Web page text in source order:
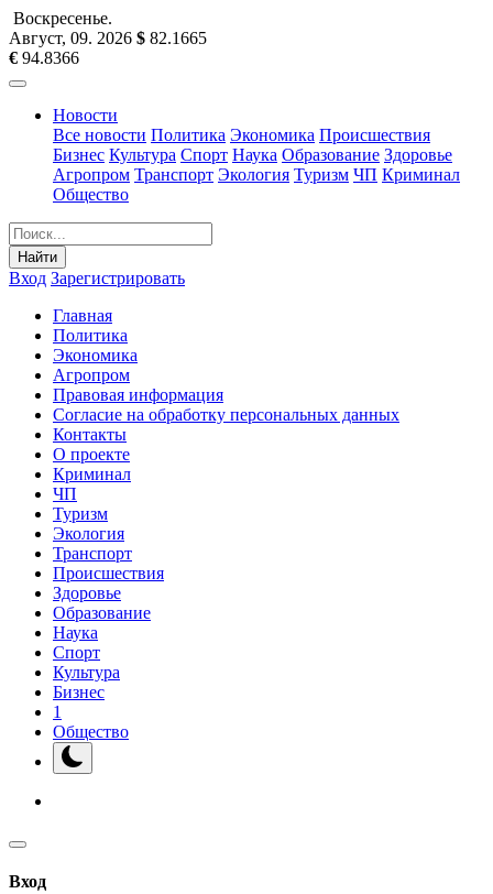
Воскресенье.
Август, 09. 2026 $ 82.1665
€ 94.8366
Новости
Все новости Политика Экономика Происшествия
Бизнес Культура Спорт Наука Образование Здоровье
Агропром Транспорт Экология Туризм ЧП Криминал
Общество
Найти
Вход Зарегистрировать
Главная
Политика
Экономика
Агропром
Правовая информация
Согласие на обработку персональных данных
Контакты
О проекте
Криминал
ЧП
Туризм
Экология
Транспорт
Происшествия
Здоровье
Образование
Наука
Спорт
Культура
Бизнес
1
Общество
Вход